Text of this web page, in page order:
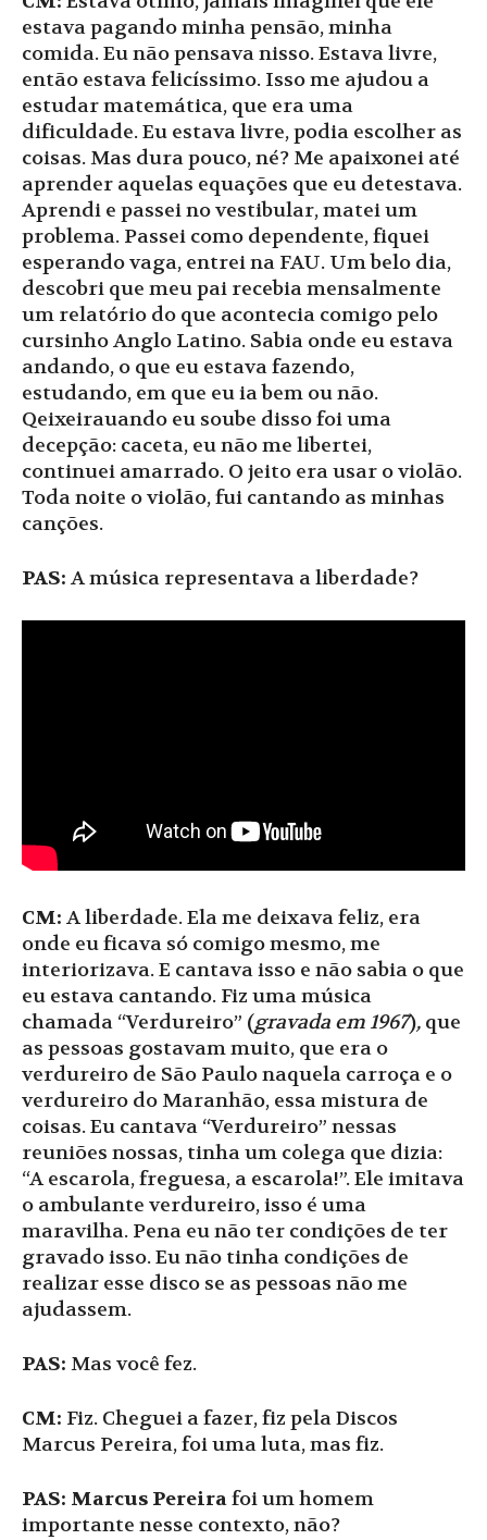
estava pagando minha pensão, minha
comida. Eu não pensava nisso. Estava livre,
então estava felicíssimo. Isso me ajudou a
estudar matemática, que era uma
dificuldade. Eu estava livre, podia escolher as
coisas. Mas dura pouco, né? Me apaixonei até
aprender aquelas equações que eu detestava.
Aprendi e passei no vestibular, matei um
problema. Passei como dependente, fiquei
esperando vaga, entrei na FAU. Um belo dia,
descobri que meu pai recebia mensalmente
um relatório do que acontecia comigo pelo
cursinho Anglo Latino. Sabia onde eu estava
andando, o que eu estava fazendo,
estudando, em que eu ia bem ou não.
Qeixeirauando eu soube disso foi uma
decepção: caceta, eu não me libertei,
continuei amarrado. O jeito era usar o violão.
Toda noite o violão, fui cantando as minhas
canções.
PAS: A música representava a liberdade?
CM: A liberdade. Ela me deixava feliz, era
onde eu ficava só comigo mesmo, me
interiorizava. E cantava isso e não sabia o que
eu estava cantando. Fiz uma música
chamada “Verdureiro” (gravada em 1967), que
as pessoas gostavam muito, que era o
verdureiro de São Paulo naquela carroça e o
verdureiro do Maranhão, essa mistura de
coisas. Eu cantava “Verdureiro” nessas
reuniões nossas, tinha um colega que dizia:
“A escarola, freguesa, a escarola!”. Ele imitava
o ambulante verdureiro, isso é uma
maravilha. Pena eu não ter condições de ter
gravado isso. Eu não tinha condições de
realizar esse disco se as pessoas não me
ajudassem.
PAS: Mas você fez.
CM: Fiz. Cheguei a fazer, fiz pela Discos
Marcus Pereira, foi uma luta, mas fiz.
PAS: Marcus Pereirafoi um homem
importante nesse contexto, não?